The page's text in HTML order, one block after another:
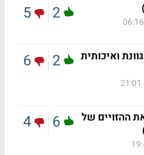
2
5
ואיכותית
2
6
ההזויים של
6
4